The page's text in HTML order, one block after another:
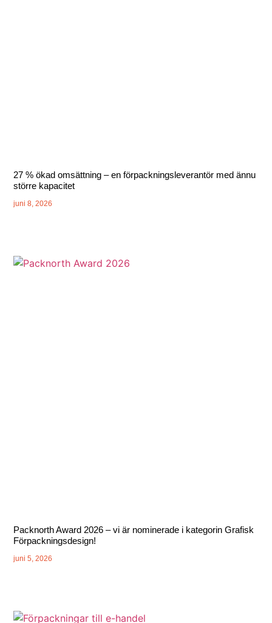
27 % ökad omsättning – en förpackningsleverantör med ännu
större kapacitet
juni 8, 2026
Packnorth Award 2026 – vi är nominerade i kategorin Grafisk
Förpackningsdesign!
juni 5, 2026